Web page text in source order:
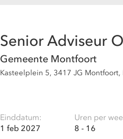
Senior Adviseur
Gemeente Montfoort
Kasteelplein 5, 3417 JG
Einddatum:
1 feb 2027
Uren per
8 - 16